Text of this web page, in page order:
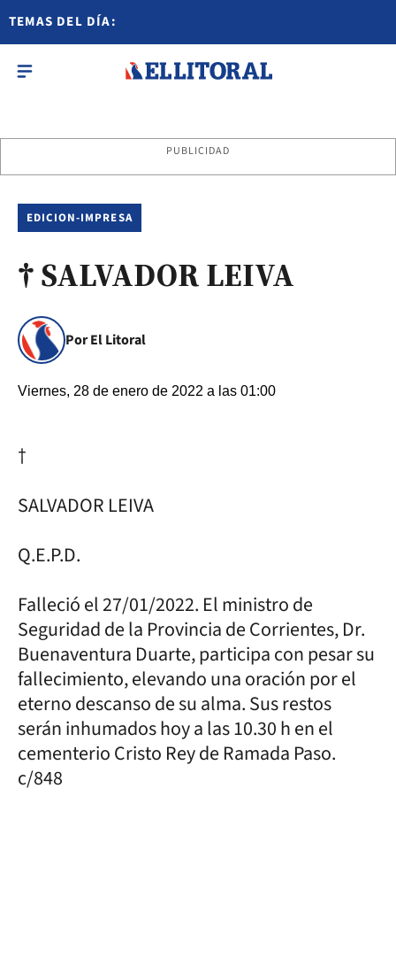
TEMAS DEL DÍA:
PUBLICIDAD
EDICION-IMPRESA
† SALVADOR LEIVA
Por El Litoral
Viernes, 28 de enero de 2022 a las 01:00
†
SALVADOR LEIVA
Q.E.P.D.
Falleció el 27/01/2022. El ministro de
Seguridad de la Provincia de Corrientes, Dr.
Buenaventura Duarte, participa con pesar su
fallecimiento, elevando una oración por el
eterno descanso de su alma. Sus restos
serán inhumados hoy a las 10.30 h en el
cementerio Cristo Rey de Ramada Paso.
c/848